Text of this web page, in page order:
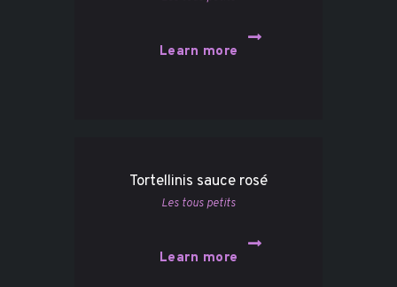
Learn more
Tortellinis sauce rosé
Les tous petits
Learn more